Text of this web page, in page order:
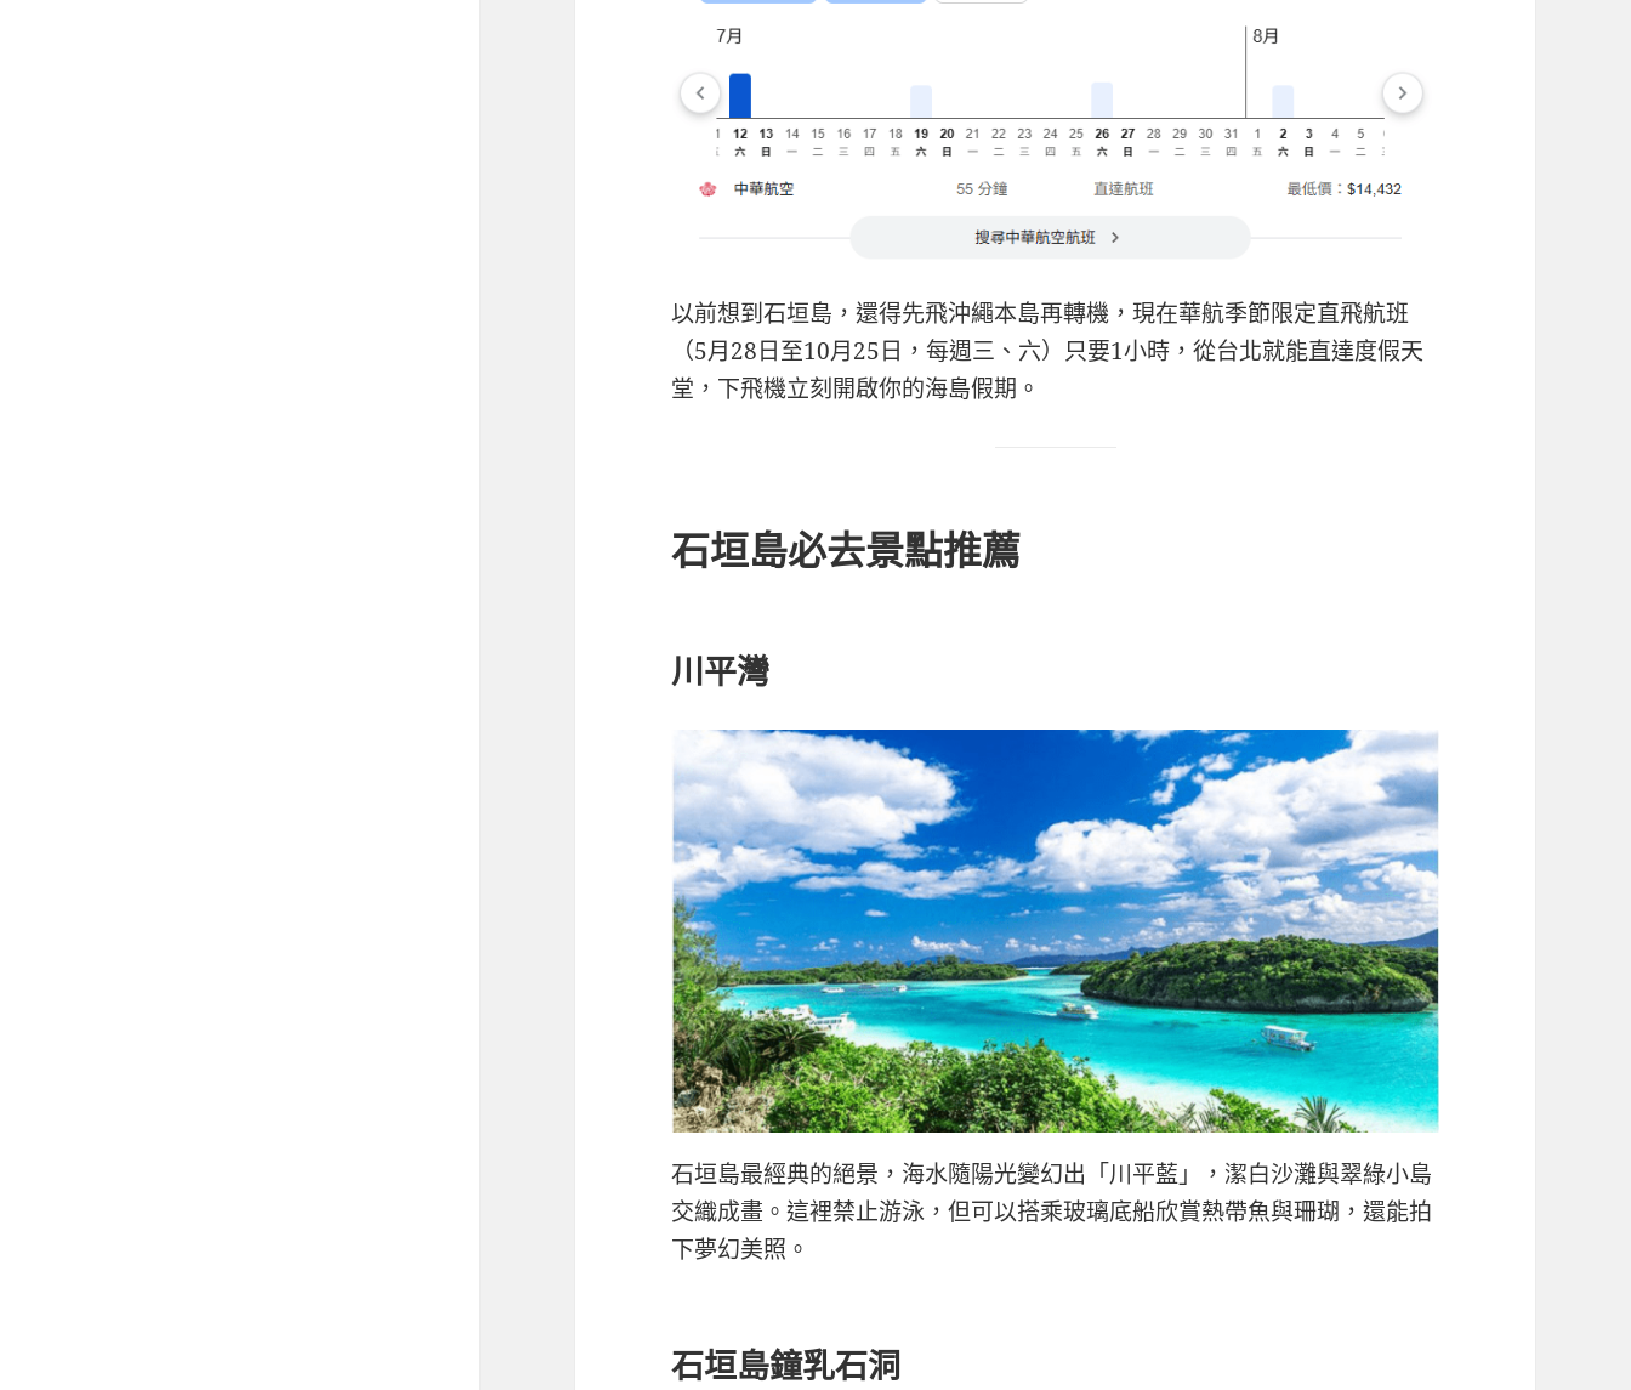
以前想到石垣島，還得先飛沖繩本島再轉機，現在華航季節限定直飛航班
（5月28日至10月25日，每週三、六）只要1小時，從台北就能直達度假天
堂，下飛機立刻開啟你的海島假期。
石垣島必去景點推薦
川平灣
石垣島最經典的絕景，海水隨陽光變幻出「川平藍」，潔白沙灘與翠綠小島
交織成畫。這裡禁止游泳，但可以搭乘玻璃底船欣賞熱帶魚與珊瑚，還能拍
下夢幻美照。
石垣島鐘乳石洞